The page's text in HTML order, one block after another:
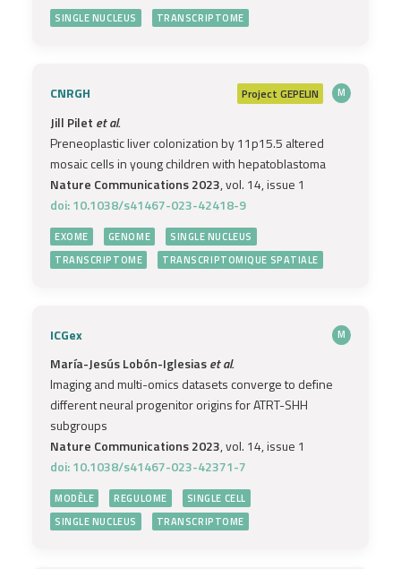
SINGLE NUCLEUS TRANSCRIPTOME
CNRGH Project GEPELIN M
Jill Pilet et al.
Preneoplastic liver colonization by 11p15.5 altered
mosaic cells in young children with hepatoblastoma
Nature Communications 2023, vol. 14, issue 1
doi: 10.1038/s41467-023-42418-9
EXOME GENOME
SINGLE NUCLEUS
TRANSCRIPTOME
TRANSCRIPTOMIQUE SPATIALE
ICGex M
María-Jesús Lobón-Iglesiaset al.
Imaging and multi-omics datasets converge to define
different neural progenitor origins for ATRT-SHH
subgroups
Nature Communications 2023, vol. 14, issue 1
doi: 10.1038/s41467-023-42371-7
MODÈLE REGULOME
SINGLE CELL
SINGLE NUCLEUS
TRANSCRIPTOME